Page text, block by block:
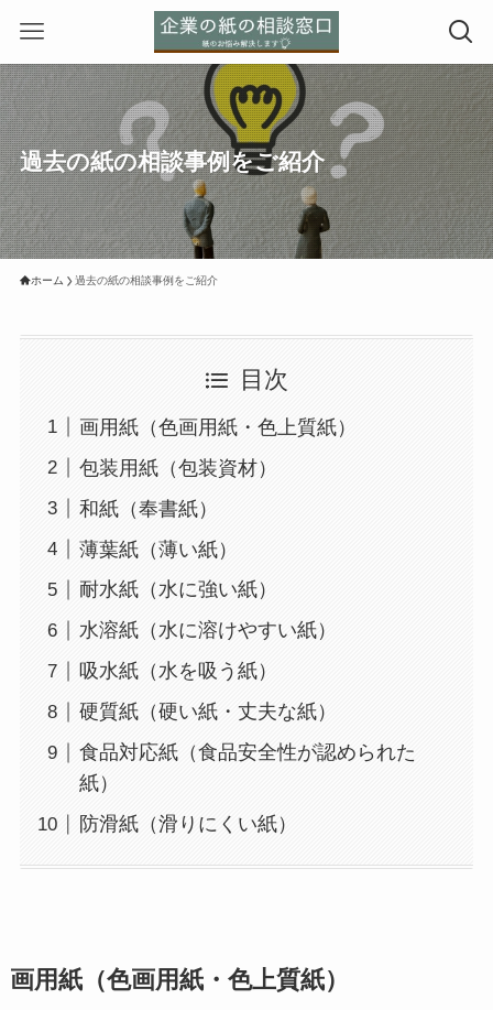
過去の紙の相談事例をご紹介
ホーム 過去の紙の相談事例をご紹介
目次
画用紙（色画用紙・色上質紙）
包装用紙（包装資材）
和紙（奉書紙）
薄葉紙（薄い紙）
耐水紙（水に強い紙）
水溶紙（水に溶けやすい紙）
吸水紙（水を吸う紙）
硬質紙（硬い紙・丈夫な紙）
食品対応紙（食品安全性が認められた
紙）
防滑紙（滑りにくい紙）
画用紙（色画用紙・色上質紙）